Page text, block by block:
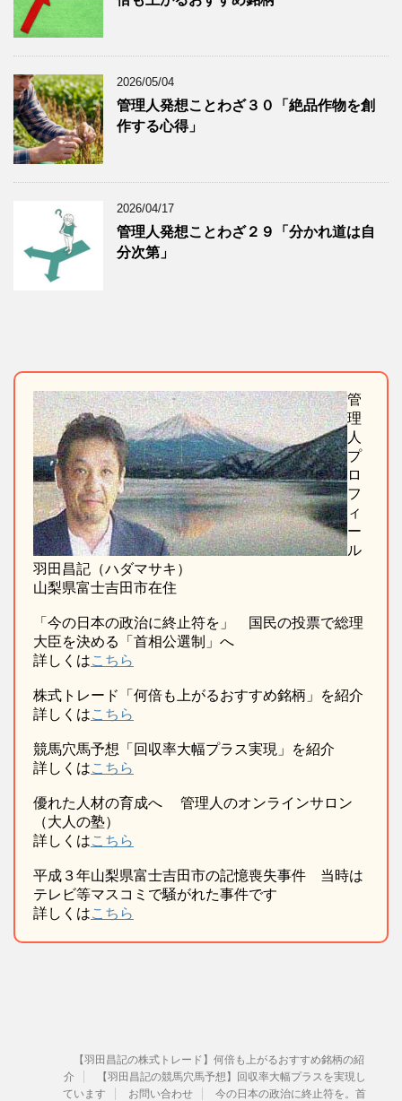
2026/05/04
管理人発想ことわざ３０「絶品作物を創
作する心得」
2026/04/17
管理人発想ことわざ２９「分かれ道は自
分次第」
管
理
人
プ
ロ
フ
ィ
ー
ル
羽田昌記（ハダマサキ）
山梨県富士吉田市在住
「今の日本の政治に終止符を」 国民の投票で総理
大臣を決める「首相公選制」へ
詳しくはこちら
株式トレード「何倍も上がるおすすめ銘柄」を紹介
詳しくはこちら
競馬穴馬予想「回収率大幅プラス実現」を紹介
詳しくはこちら
優れた人材の育成へ 管理人のオンラインサロン
（大人の塾）
詳しくはこちら
平成３年山梨県富士吉田市の記憶喪失事件 当時は
テレビ等マスコミで騒がれた事件です
詳しくはこちら
【羽田昌記の株式トレード】何倍も上がるおすすめ銘柄の紹
介
【羽田昌記の競馬穴馬予想】回収率大幅プラスを実現し
ています
お問い合わせ 今の日本の政治に終止符を。首